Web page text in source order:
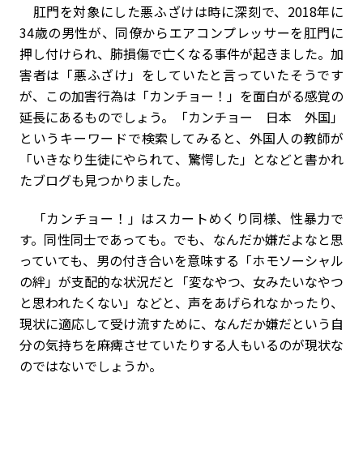
肛門を対象にした悪ふざけは時に深刻で、2018年に
34歳の男性が、同僚からエアコンプレッサーを肛門に
押し付けられ、肺損傷で亡くなる事件が起きました。加
害者は「悪ふざけ」をしていたと言っていたそうです
が、この加害行為は「カンチョー！」を面白がる感覚の
延長にあるものでしょう。「カンチョー 日本 外国」
というキーワードで検索してみると、外国人の教師が
「いきなり生徒にやられて、驚愕した」となどと書かれ
たブログも見つかりました。
「カンチョー！」はスカートめくり同様、性暴力で
す。同性同士であっても。でも、なんだか嫌だよなと思
っていても、男の付き合いを意味する「ホモソーシャル
の絆」が支配的な状況だと「変なやつ、女みたいなやつ
と思われたくない」などと、声をあげられなかったり、
現状に適応して受け流すために、なんだか嫌だという自
分の気持ちを麻痺させていたりする人もいるのが現状な
のではないでしょうか。